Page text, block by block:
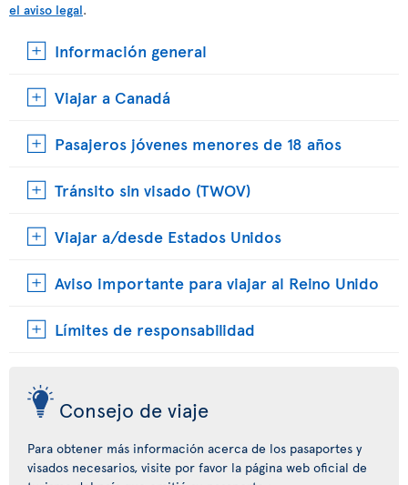
el aviso legal.
Información general
Viajar a Canadá
Pasajeros jóvenes menores de 18 años
Tránsito sin visado (TWOV)
Viajar a/desde Estados Unidos
Aviso importante para viajar al Reino Unido
Límites de responsabilidad
Consejo de viaje
Para obtener más información acerca de los pasaportes y
visados necesarios, visite por favor la página web oficial de